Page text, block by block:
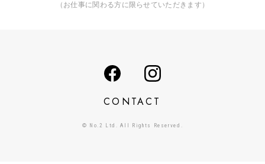
（お仕事に関わる方に限らせていただきます）
CONTACT
© No.2 Ltd. All Rights Reserved.